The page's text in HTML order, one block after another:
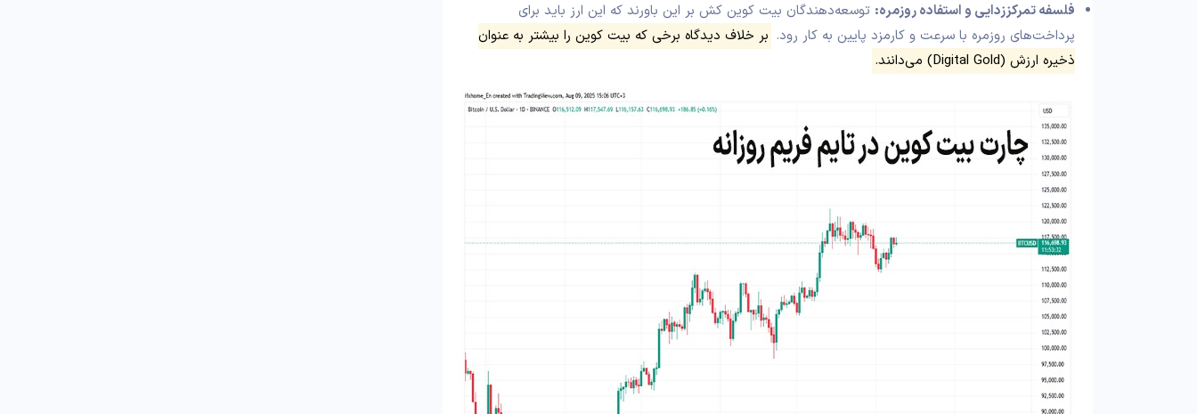
فلسفه تمرکززدایی و استفاده روزمره: توسعه‌دهندگان بیت کوین کش بر این باورند که این ارز باید برای
پرداخت‌های روزمره با سرعت و کارمزد پایین به کار رود. بر خلاف دیدگاه برخی که بیت کوین را بیشتر به عنوان
ذخیره ارزش (Digital Gold) می‌دانند.